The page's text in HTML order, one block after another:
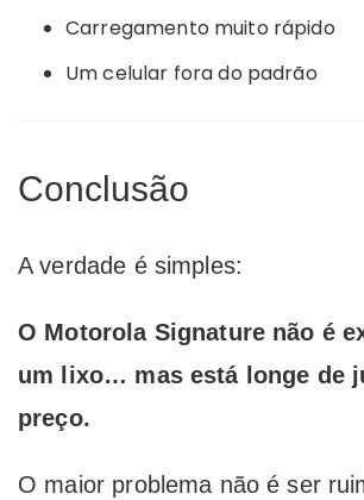
Carregamento muito rápido
Um celular fora do padrão
Conclusão
A verdade é simples:
O Motorola Signature não é
um lixo… mas está longe de
preço.
O maior problema não é ser